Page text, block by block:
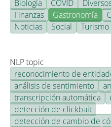
Biología
COVID
Finanzas
Gastronomía
Noticias
Social Turismo
NLP topic
reconocimiento de
análisis de sentimiento
transcripción automática
detección de clickbait
detección de cambio de